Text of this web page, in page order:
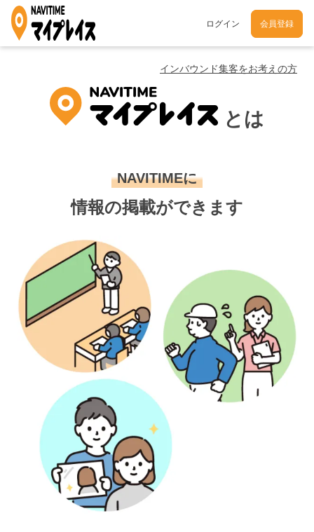
ログイン 会員登録
インバウンド集客をお考えの方
とは
NAVITIMEに
情報の掲載ができます